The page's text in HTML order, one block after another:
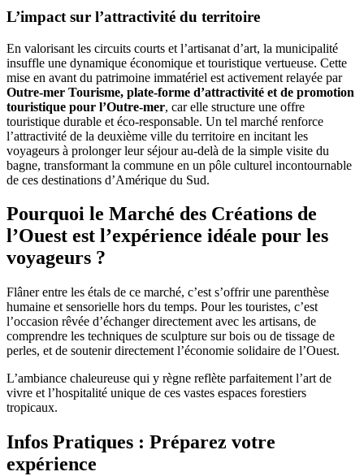
L’impact sur l’attractivité du territoire
En valorisant les circuits courts et l’artisanat d’art, la municipalité
insuffle une dynamique économique et touristique vertueuse. Cette
mise en avant du patrimoine immatériel est activement relayée par
Outre-mer Tourisme, plate-forme d’attractivité et de promotion
touristique pour l’Outre-mer, car elle structure une offre
touristique durable et éco-responsable. Un tel marché renforce
l’attractivité de la deuxième ville du territoire en incitant les
voyageurs à prolonger leur séjour au-delà de la simple visite du
bagne, transformant la commune en un pôle culturel incontournable
de ces destinations d’Amérique du Sud.
Pourquoi le Marché des Créations de
l’Ouest est l’expérience idéale pour les
voyageurs ?
Flâner entre les étals de ce marché, c’est s’offrir une parenthèse
humaine et sensorielle hors du temps. Pour les touristes, c’est
l’occasion rêvée d’échanger directement avec les artisans, de
comprendre les techniques de sculpture sur bois ou de tissage de
perles, et de soutenir directement l’économie solidaire de l’Ouest.
L’ambiance chaleureuse qui y règne reflète parfaitement l’art de
vivre et l’hospitalité unique de ces vastes espaces forestiers
tropicaux.
Infos Pratiques : Préparez votre
expérience